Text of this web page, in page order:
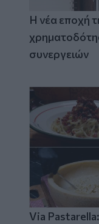
Η νέα εποχή
συνεργειών
Via